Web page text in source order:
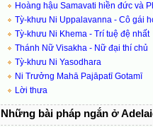
Hoàng hậu Samavati hiền đức và
Tỳ-khưu Ni Uppalavanna - Cô gái
Tỳ-khưu Ni Khema - Trí tuệ đệ nhất
Thánh Nữ Visakha - Nữ đại thí chủ
Tỳ-khưu Ni Yasodhara
Ni Trưởng Mahā Pajāpatī Gotamī
Lời thưa
Những bài pháp ngắn ở